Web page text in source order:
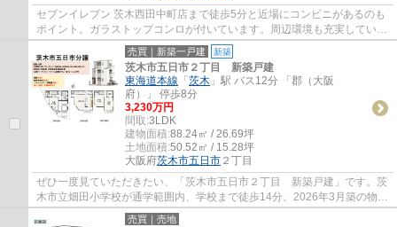
セブンイレブン 茨木西田中町店まで徒歩5分と近場にコンビニがあるのも
ポイント。ガラストップコンロが付いています。周辺環境も充実している
中古の戸建て物件です。徒歩13分で駅への...
売買｜新築一戸建 新築
茨木市五日市２丁目 新築戸建
東海道本線 「 茨木 」駅 バス12分 「郡（大阪
府）」 停歩8分
3,230万円
間取:3LDK
建物面積:88.24㎡ / 26.69坪
土地面積:50.52㎡ / 15.28坪
大阪府茨木市五日市 ２丁目
ぜひ一度見ていただきたい、「茨木市五日市２丁目 新築戸建」です。茨
木市立畑田小学校が通学範囲内、学校まで徒歩14分。2026年3月築の物件
です。茨木市エリアや東海道本線茨木付近で...
売買｜売地